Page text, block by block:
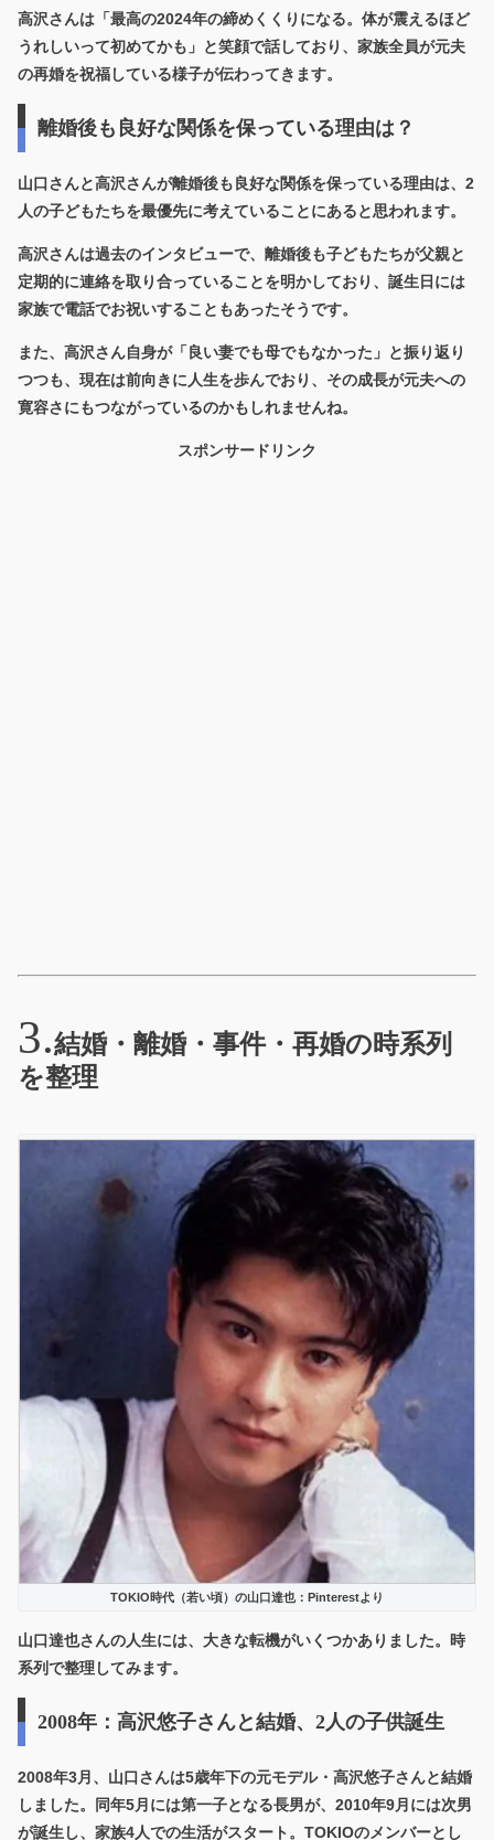
高沢さんは「最高の2024年の締めくくりになる。体が震えるほど
うれしいって初めてかも」と笑顔で話しており、家族全員が元夫
の再婚を祝福している様子が伝わってきます。
離婚後も良好な関係を保っている理由は？
山口さんと高沢さんが離婚後も良好な関係を保っている理由は、 2
人の子どもたちを最優先に考えていることにあると思われます。
高沢さんは過去のインタビューで、離婚後も子どもたちが父親と
定期的に連絡を取り合っていることを明かしており、誕生日には
家族で電話でお祝いすることもあったそうです。
また、高沢さん自身が「良い妻でも母でもなかった」と振り返り
つつも、現在は前向きに人生を歩んでおり、その成長が元夫への
寛容さにもつながっているのかもしれませんね。
スポンサードリンク
結婚・離婚・事件・再婚の時系列
を整理
TOKIO時代（若い頃）の山口達也：Pinterestより
山口達也さんの人生には、大きな転機がいくつかありました。時
系列で整理してみます。
2008年：高沢悠子さんと結婚、2人の子供誕生
2008年3月、山口さんは5歳年下の元モデル・高沢悠子さんと結婚
しました。同年5月には第一子となる長男が、2010年9月には次男
が誕生し、家族4人での生活がスタート。TOKIOのメンバーとし